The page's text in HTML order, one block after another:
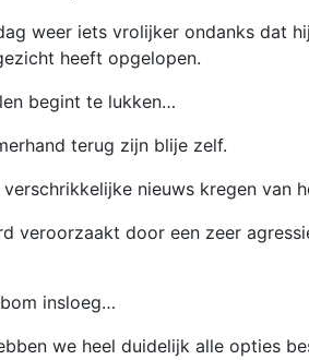
weer iets vrolijker ondanks dat
heeft opgelopen.
begint te lukken…
terug zijn blije zelf.
nieuws kregen van
veroorzaakt door een zeer
insloeg…
we heel duidelijk alle opties